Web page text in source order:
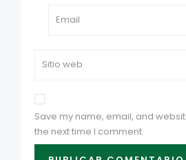
Save my name, email, and
the next time I comment.